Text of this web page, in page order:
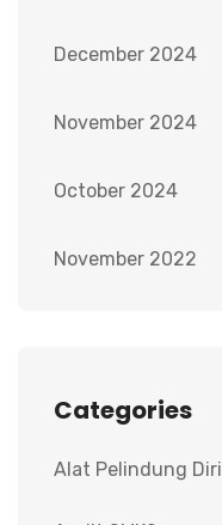
December 2024
November 2024
October 2024
November 2022
Categories
Alat Pelindung Diri